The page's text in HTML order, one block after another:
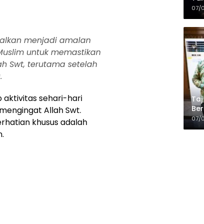
menjadi amalan
untuk memastikan
Swt, terutama setelah
aktivitas sehari-hari
Allah Swt.
khusus adalah
07/
07/